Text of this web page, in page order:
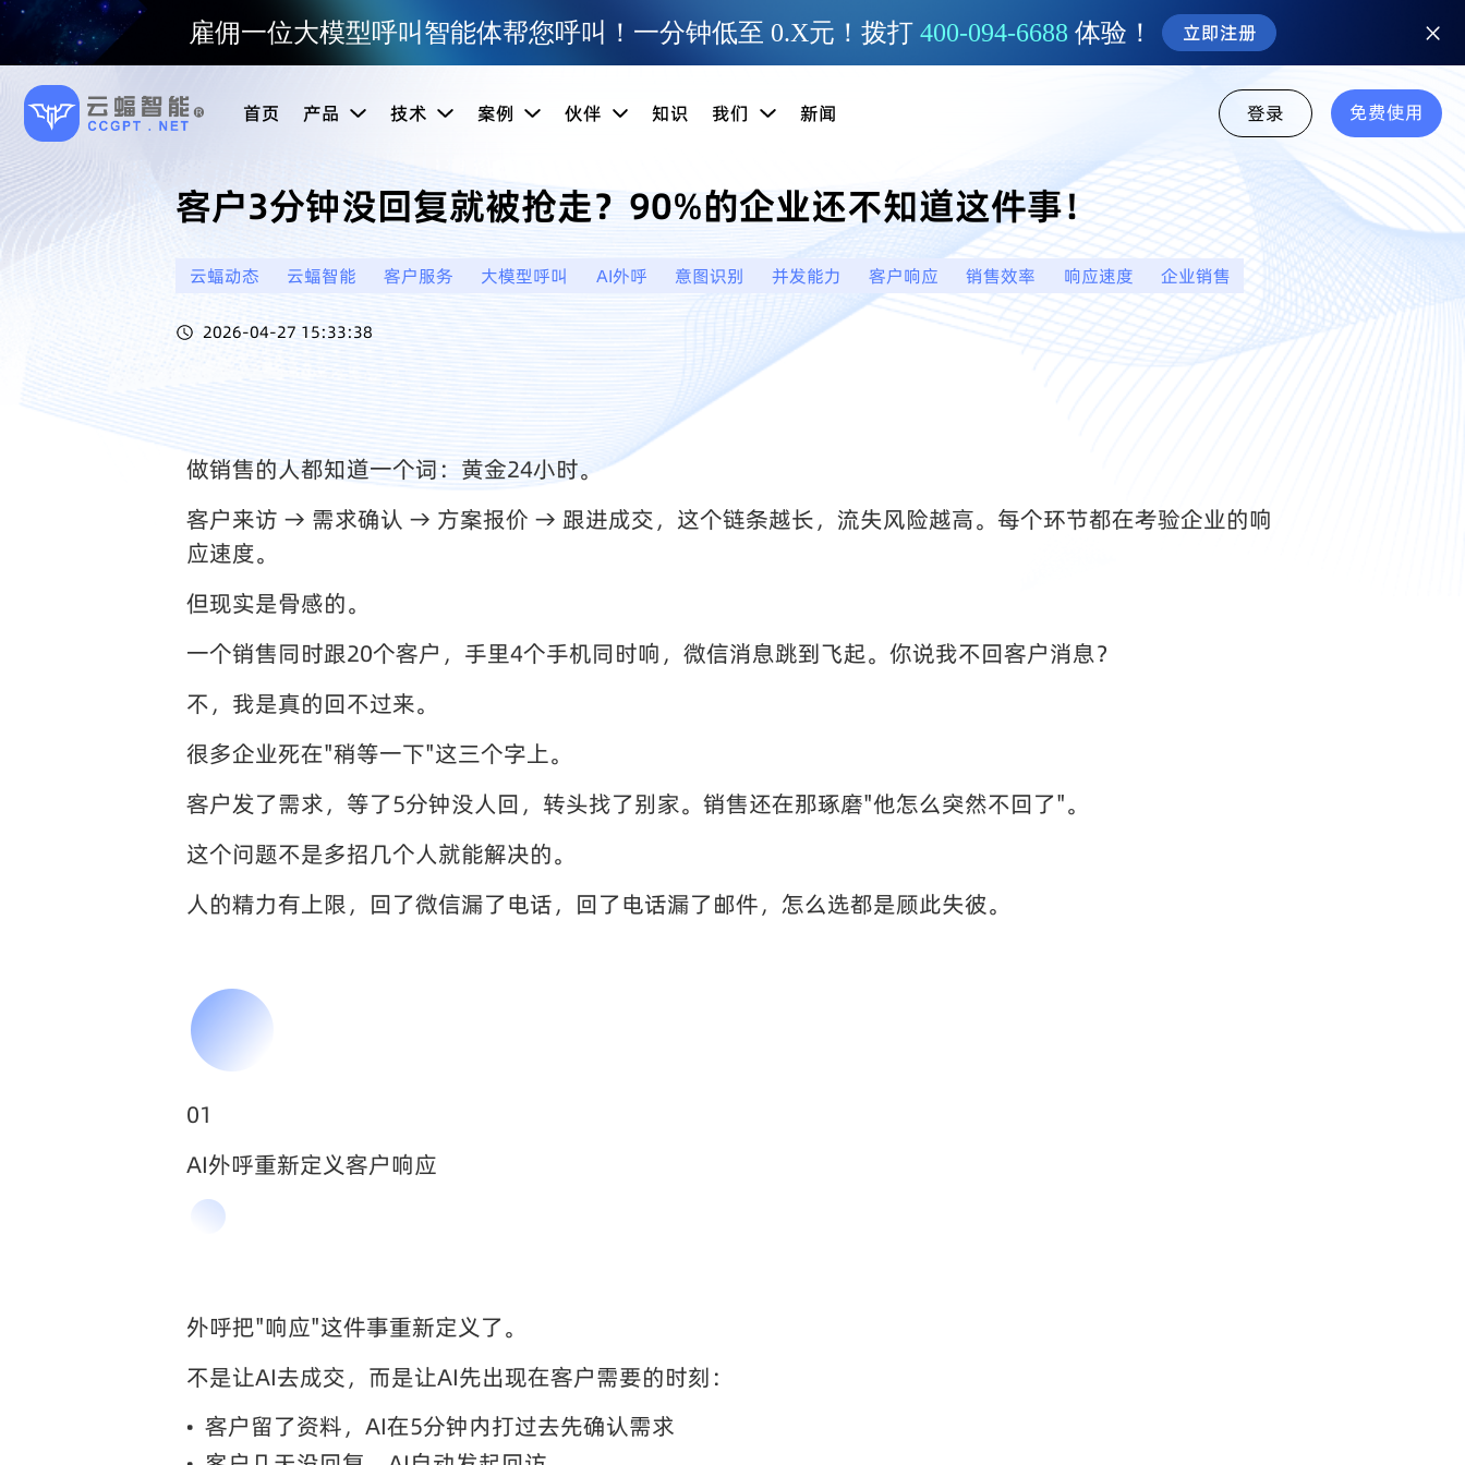
雇佣一位大模型呼叫智能体帮您呼叫！一分钟低至 0.X元！拨打400-094-6688 体验！ 立即注册
首页 产品 技术 案例 伙伴 知识 我们 新闻 登录 免费使用
客户3分钟没回复就被抢走？90%的企业还不知道这件事！
云蝠动态 云蝠智能 客户服务 大模型呼叫 AI外呼 意图识别 并发能力 客户响应 销售效率 响应速度 企业销售
2026-04-27 15:33:38
做销售的人都知道一个词：黄金24小时。
客户来访 → 需求确认 → 方案报价 → 跟进成交，这个链条越长，流失风险越高。每个环节都在考验企业的响
应速度。
但现实是骨感的。
一个销售同时跟20个客户，手里4个手机同时响，微信消息跳到飞起。你说我不回客户消息？
不，我是真的回不过来。
很多企业死在"稍等一下"这三个字上。
客户发了需求，等了5分钟没人回，转头找了别家。销售还在那琢磨"他怎么突然不回了"。
这个问题不是多招几个人就能解决的。
人的精力有上限，回了微信漏了电话，回了电话漏了邮件，怎么选都是顾此失彼。
01
AI外呼重新定义客户响应
外呼把"响应"这件事重新定义了。
不是让AI去成交，而是让AI先出现在客户需要的时刻：
• 客户留了资料，AI在5分钟内打过去先确认需求